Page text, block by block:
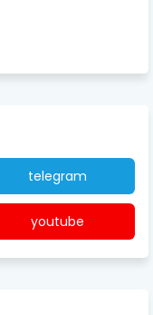
telegram
youtube